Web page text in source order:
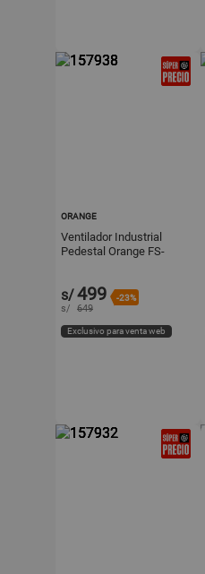
ORANGE
Ventilador Industrial
Pedestal Orange FS-
s/499 -23%
s/ 649
Exclusivo para venta web